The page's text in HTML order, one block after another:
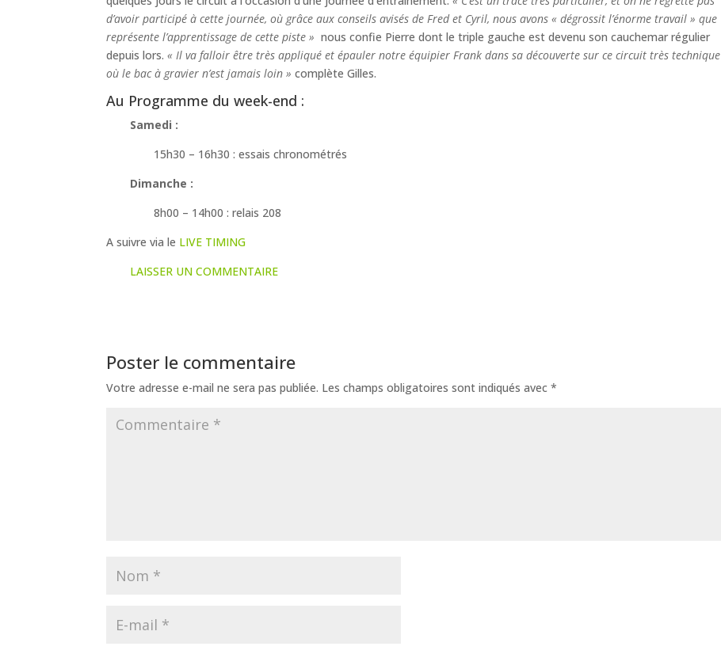
d’avoir participé à cette journée, où grâce aux conseils avisés de Fred et Cyril, nous avons « dégrossit l’énorme travail » que
représente l’apprentissage de cette piste »nous confie Pierre dont le triple gauche est devenu son cauchemar régulier
depuis lors.« Il va falloir être très appliqué et épauler notre équipier Frank dans sa découverte sur ce circuit très technique
où le bac à gravier n’est jamais loin » complète Gilles.
Au Programme du week-end :
Samedi :
15h30 – 16h30 : essais chronométrés
Dimanche :
8h00 – 14h00 : relais 208
A suivre via le LIVE TIMING
LAISSER UN COMMENTAIRE
Poster le commentaire
Votre adresse e-mail ne sera pas publiée. Les champs obligatoires sont indiqués avec*